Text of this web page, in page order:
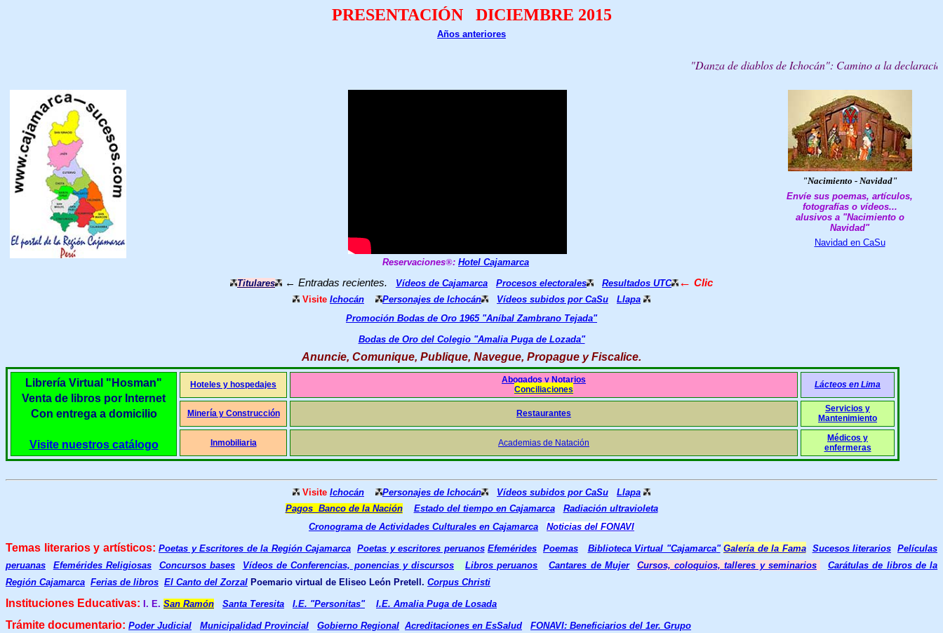
PRESENTACIÓN DICIEMBRE 2015
Años anteriores
"Danza de diablos de Ichocán": Camino a la declaración
Reservaciones®: Hotel Cajamarca
"Nacimiento - Navidad"
Envíe sus poemas, artículos,
fotografías o vídeos...
alusivos a "Nacimiento o
Navidad"
Navidad en CaSu
Titulares ← Entradas recientes. Vídeos de Cajamarca Procesos electorales Resultados UTC ← Clic
Visite Ichocán Personajes de Ichocán Vídeos subidos por CaSu
Llapa
Promoción Bodas de Oro 1965 "Aníbal Zambrano Tejada"
Bodas de Oro del Colegio "Amalia Puga de Lozada"
Anuncie, Comunique, Publique, Navegue, Propague y Fiscalice.
Librería Virtual "Hosman"
Venta de libros por Internet
Con entrega a domicilio
Visite nuestros catálogo
Hoteles y hospedajes
Abogados y Notarios
Conciliaciones
Lácteos en Lima
Minería y Construcción Restaurantes
Servicios y
Mantenimiento
Inmobiliaria Academias de Natación
Médicos y
enfermeras
Visite Ichocán Personajes de Ichocán Vídeos subidos por CaSu
Llapa
Pagos Banco de la Nación
Estado del tiempo en Cajamarca Radiación ultravioleta
Cronograma de Actividades Culturales en Cajamarca
Noticias del FONAVI
Temas literarios y artísticos: Poetas y Escritores de la Región Cajamarca Poetas y escritores peruanos Efemérides Poemas Biblioteca Virtual "Cajamarca" Galería de la Fama Sucesos literarios Películas
peruanas
Efemérides Religiosas Concursos bases Vídeos de Conferencias, ponencias y discursos Libros peruanos Cantares de Mujer Cursos, coloquios, talleres y seminarios
Carátulas de libros de la
Región Cajamarca Ferias de libros El Canto del Zorzal Poemario virtual de Eliseo León Pretell. Corpus Christi
Instituciones Educativas: I. E. San Ramón Santa Teresita I.E. "Personitas" I.E. Amalia Puga de Losada
Trámite documentario: Poder Judicial Municipalidad Provincial Gobierno Regional Acreditaciones en EsSalud FONAVI: Beneficiarios del 1er. Grupo